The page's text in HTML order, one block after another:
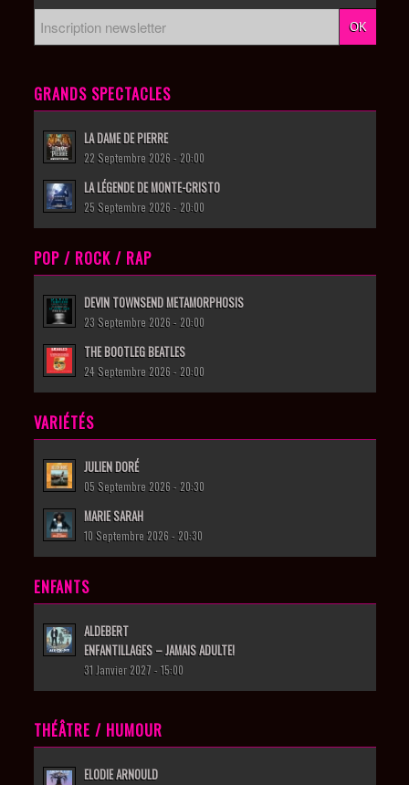
GRANDS SPECTACLES
LA DAME DE PIERRE
22 Septembre 2026 - 20:00
LA LÉGENDE DE MONTE-CRISTO
25 Septembre 2026 - 20:00
POP / ROCK / RAP
DEVIN TOWNSEND METAMORPHOSIS
23 Septembre 2026 - 20:00
THE BOOTLEG BEATLES
24 Septembre 2026 - 20:00
VARIÉTÉS
JULIEN DORÉ
05 Septembre 2026 - 20:30
MARIE SARAH
10 Septembre 2026 - 20:30
ENFANTS
ALDEBERT
ENFANTILLAGES – JAMAIS ADULTE!
31 Janvier 2027 - 15:00
THÉÂTRE / HUMOUR
ELODIE ARNOULD